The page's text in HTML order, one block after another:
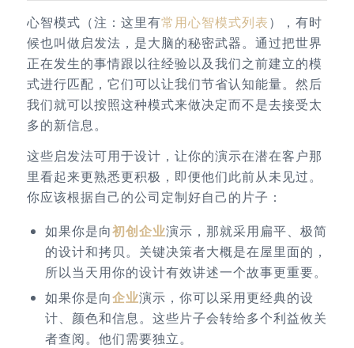
心智模式（注：这里有常用心智模式列表），有时
候也叫做启发法，是大脑的秘密武器。通过把世界
正在发生的事情跟以往经验以及我们之前建立的模
式进行匹配，它们可以让我们节省认知能量。然后
我们就可以按照这种模式来做决定而不是去接受太
多的新信息。
这些启发法可用于设计，让你的演示在潜在客户那
里看起来更熟悉更积极，即便他们此前从未见过。
你应该根据自己的公司定制好自己的片子：
如果你是向初创企业演示，那就采用扁平、极简
的设计和拷贝。关键决策者大概是在屋里面的，
所以当天用你的设计有效讲述一个故事更重要。
如果你是向企业演示，你可以采用更经典的设
计、颜色和信息。这些片子会转给多个利益攸关
者查阅。他们需要独立。